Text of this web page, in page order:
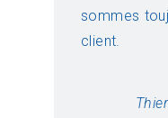
sommes
client.